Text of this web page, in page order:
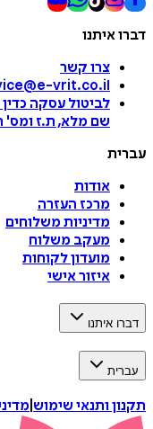
דברו איתנו
צרו קשר
vrit.co.il
לביטול עסקה
שם מלא, ת.ז ומס'
עברית
אודות
מרכז העזרה
מדיניות משלוחים
מעקב משלוח
מועדון לקוחות
איזור אישי
דברו איתנו
עברית
תקנון ותנאי שימוש